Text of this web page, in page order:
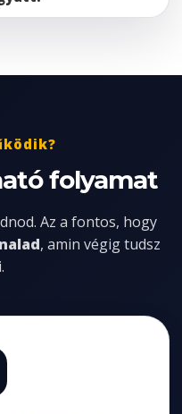
folyamat
Az a fontos, hogy
, amin végig tudsz